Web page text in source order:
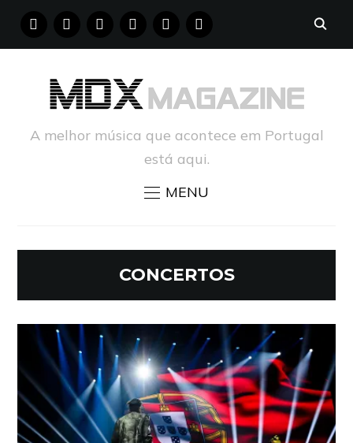
FACEBOOKINSTAGRAM
YOUTUBE PINTERESTTUMBLR
A melhor música que acontece em Portugal
está aqui.
MENU
CONCERTOS